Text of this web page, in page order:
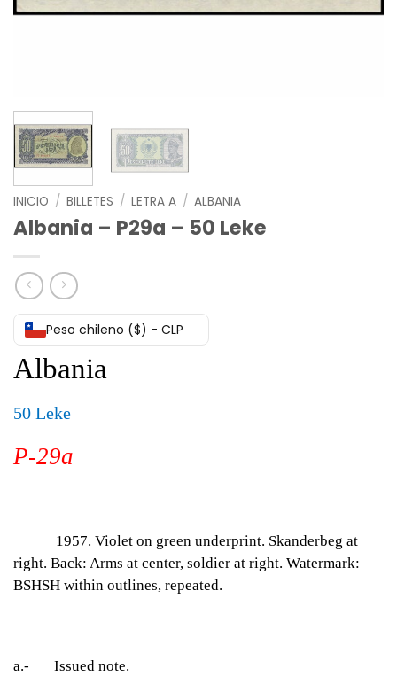
INICIO / BILLETES / LETRA A / ALBANIA
Albania – P29a – 50 Leke
Peso chileno ($) - CLP
Albania
50 Leke
P-29a
1957. Violet on green underprint. Skanderbeg at
right. Back: Arms at center, soldier at right. Watermark:
BSHSH within outlines, repeated.
a.- Issued note.